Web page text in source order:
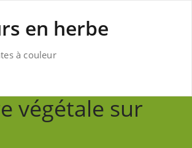
en herbe
à couleur
végétale sur